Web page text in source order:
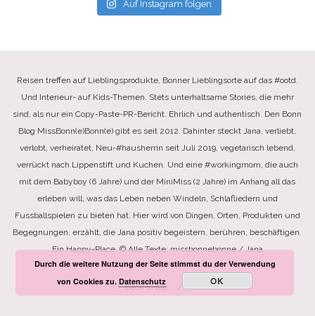
Auf Instagram folgen
Reisen treffen auf Lieblingsprodukte, Bonner Lieblingsorte auf das #ootd.
Und Interieur- auf Kids-Themen. Stets unterhaltsame Stories, die mehr
sind, als nur ein Copy-Paste-PR-Bericht. Ehrlich und authentisch. Den Bonn
Blog MissBonn(e)Bonn(e) gibt es seit 2012. Dahinter steckt Jana, verliebt,
verlobt, verheiratet, Neu-#hausherrin seit Juli 2019, vegetarisch lebend,
verrückt nach Lippenstift und Kuchen. Und eine #workingmom, die auch
mit dem Babyboy (6 Jahre) und der MiniMiss (2 Jahre) im Anhang all das
erleben will, was das Leben neben Windeln, Schlafliedern und
Fussballspielen zu bieten hat. Hier wird von Dingen, Orten, Produkten und
Begegnungen, erzählt, die Jana positiv begeistern, berühren, beschäftigen.
Ein Happy-Place. © Alle Texte: missbonnebonne / Jana
Back to top
Durch die weitere Nutzung der Seite stimmst du der Verwendung
von Cookies zu.Datenschutz OK